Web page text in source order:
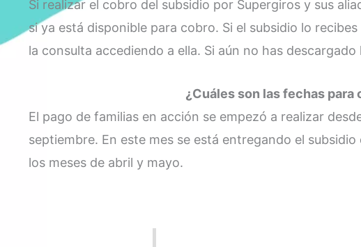
Si realizar el cobro del subsidio por Supergiros y sus
si ya está disponible para cobro. Si el subsidio lo
la consulta accediendo a ella. Si aún no has
¿Cuáles son las fechas
El pago de familias en acción se empezó a realizar
septiembre. En este mes se está entregando el
los meses de abril y mayo.